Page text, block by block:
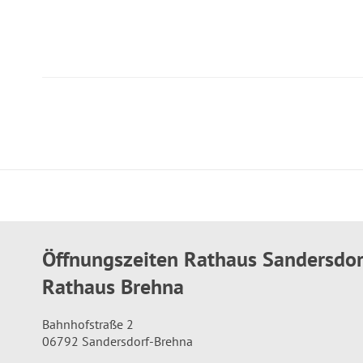
Öffnungszeiten Rathaus
Rathaus Brehna
Bahnhofstraße 2
06792 Sandersdorf-Brehna